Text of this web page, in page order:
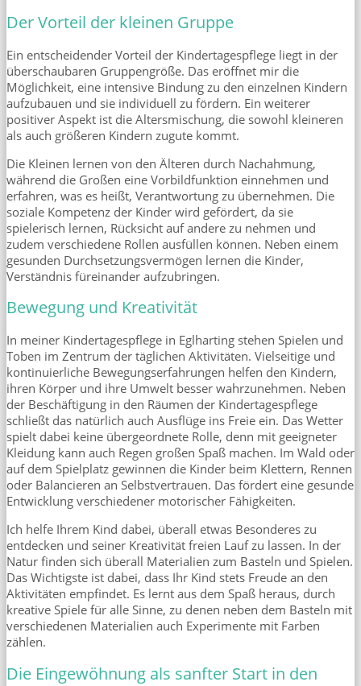
Der Vorteil der kleinen Gruppe
Ein entscheidender Vorteil der Kindertagespflege liegt in der
überschaubaren Gruppengröße. Das eröffnet mir die
Möglichkeit, eine intensive Bindung zu den einzelnen Kindern
aufzubauen und sie individuell zu fördern. Ein weiterer
positiver Aspekt ist die Altersmischung, die sowohl kleineren
als auch größeren Kindern zugute kommt.
Die Kleinen lernen von den Älteren durch Nachahmung,
während die Großen eine Vorbildfunktion einnehmen und
erfahren, was es heißt, Verantwortung zu übernehmen. Die
soziale Kompetenz der Kinder wird gefördert, da sie
spielerisch lernen, Rücksicht auf andere zu nehmen und
zudem verschiedene Rollen ausfüllen können. Neben einem
gesunden Durchsetzungsvermögen lernen die Kinder,
Verständnis füreinander aufzubringen.
Bewegung und Kreativität
In meiner Kindertagespflege in Eglharting stehen Spielen und
Toben im Zentrum der täglichen Aktivitäten. Vielseitige und
kontinuierliche Bewegungserfahrungen helfen den Kindern,
ihren Körper und ihre Umwelt besser wahrzunehmen. Neben
der Beschäftigung in den Räumen der Kindertagespflege
schließt das natürlich auch Ausflüge ins Freie ein. Das Wetter
spielt dabei keine übergeordnete Rolle, denn mit geeigneter
Kleidung kann auch Regen großen Spaß machen. Im Wald oder
auf dem Spielplatz gewinnen die Kinder beim Klettern, Rennen
oder Balancieren an Selbstvertrauen. Das fördert eine gesunde
Entwicklung verschiedener motorischer Fähigkeiten.
Ich helfe Ihrem Kind dabei, überall etwas Besonderes zu
entdecken und seiner Kreativität freien Lauf zu lassen. In der
Natur finden sich überall Materialien zum Basteln und Spielen.
Das Wichtigste ist dabei, dass Ihr Kind stets Freude an den
Aktivitäten empfindet. Es lernt aus dem Spaß heraus, durch
kreative Spiele für alle Sinne, zu denen neben dem Basteln mit
verschiedenen Materialien auch Experimente mit Farben
zählen.
Die Eingewöhnung als sanfter Start in den